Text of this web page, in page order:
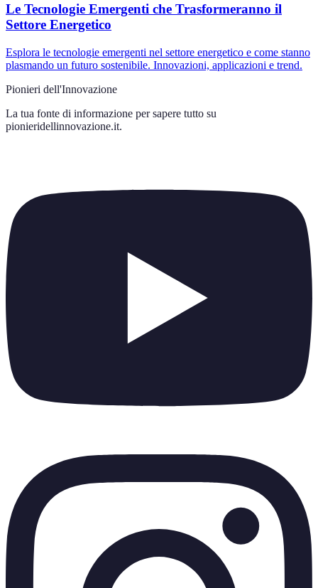
Le Tecnologie Emergenti che Trasformeranno il
Settore Energetico
Esplora le tecnologie emergenti nel settore energetico e come stanno
plasmando un futuro sostenibile. Innovazioni, applicazioni e trend.
Pionieri dell'Innovazione
La tua fonte di informazione per sapere tutto su
pionieridellinnovazione.it.